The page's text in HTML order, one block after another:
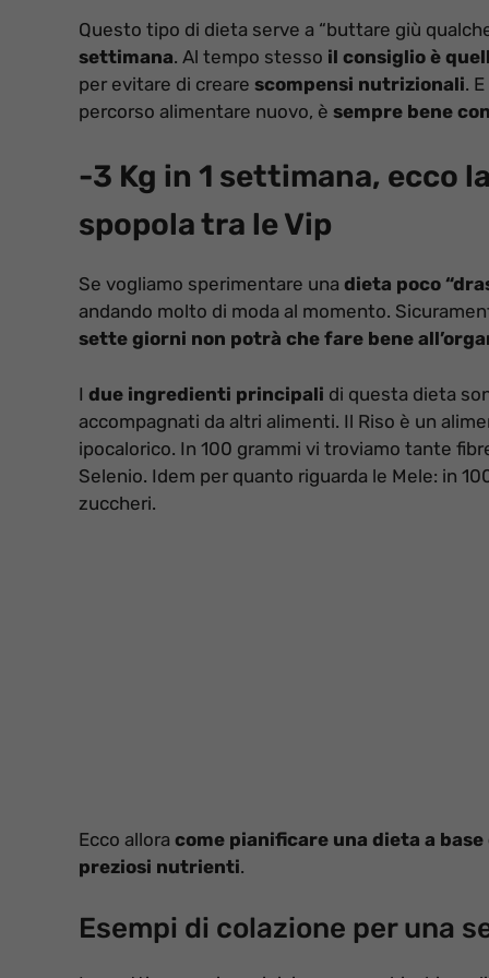
Questo tipo di dieta serve a “buttare giù
settimana. Al tempo stesso il consiglio è
per evitare di creare scompensi nutrizionali.
percorso alimentare nuovo, è sempre bene
-3 Kg in 1 settimana, ecco
spopola tra le Vip
Se vogliamo sperimentare una dieta poco
andando molto di moda al momento.
sette giorni non potrà che fare bene
I due ingredienti principali di questa dieta
accompagnati da altri alimenti. Il Riso è un
ipocalorico. In 100 grammi vi troviamo tante
Selenio. Idem per quanto riguarda le Mele: in
zuccheri.
Ecco allora come pianificare una dieta a
preziosi nutrienti.
Esempi di colazione per una